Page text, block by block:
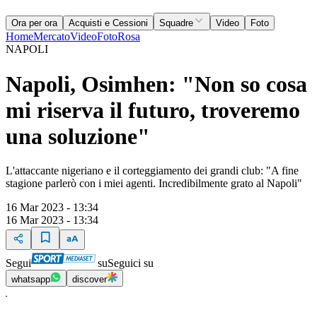
Ora per ora Acquisti e Cessioni Squadre Video Foto
HomeMercatoVideoFotoRosa
NAPOLI
Napoli, Osimhen: "Non so cosa
mi riserva il futuro, troveremo
una soluzione"
L'attaccante nigeriano e il corteggiamento dei grandi club: "A fine
stagione parlerò con i miei agenti. Incredibilmente grato al Napoli"
16 Mar 2023 - 13:34
16 Mar 2023 - 13:34
Segui suSeguici su
whatsapp discover